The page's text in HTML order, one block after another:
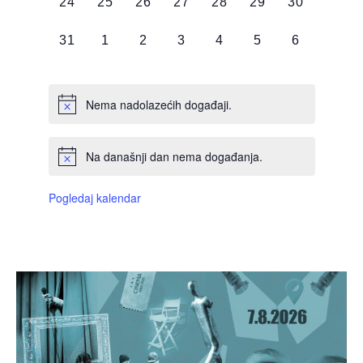
0
31
0
1
0
2
0
3
0
4
0
5
0
6
Nema nadolazećih događaji.
Na današnji dan nema događanja.
Pogledaj kalendar